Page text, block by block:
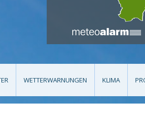
WETTERWARNUNGEN KLIMA